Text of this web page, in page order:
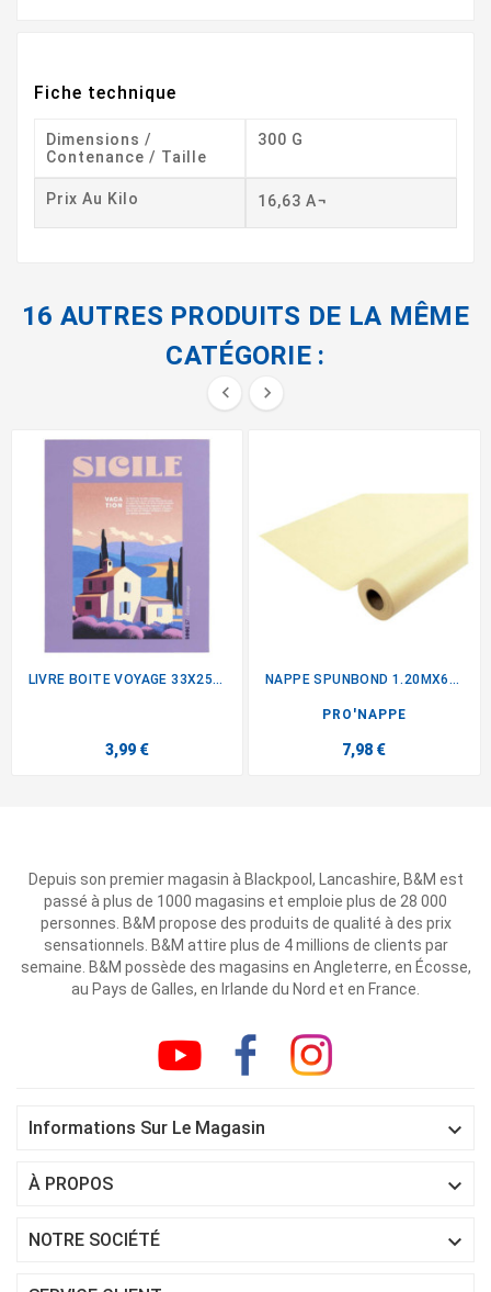
Fiche technique
Dimensions /
Contenance / Taille
300 G
Prix Au Kilo 16,63 A¬
16 AUTRES PRODUITS DE LA MÊME
CATÉGORIE :
 
LIVRE BOITE VOYAGE 33X25X4.2CM
3,99 €
NAPPE SPUNBOND 1.20MX6M LIN
PRO'NAPPE
7,98 €
Depuis son premier magasin à Blackpool, Lancashire, B&M est
passé à plus de 1000 magasins et emploie plus de 28 000
personnes. B&M propose des produits de qualité à des prix
sensationnels. B&M attire plus de 4 millions de clients par
semaine. B&M possède des magasins en Angleterre, en Écosse,
au Pays de Galles, en Irlande du Nord et en France.
Informations Sur Le Magasin 
À PROPOS 
NOTRE SOCIÉTÉ 